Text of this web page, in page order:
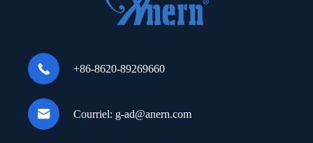
 +86-8620-89269660
 Courriel: g-ad@anern.com